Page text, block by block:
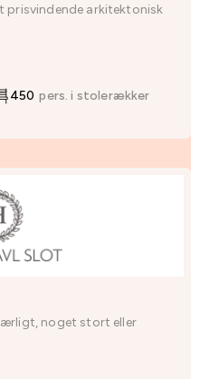
prisvindende arkitektonisk
450 pers. i stolerækker
noget stort eller